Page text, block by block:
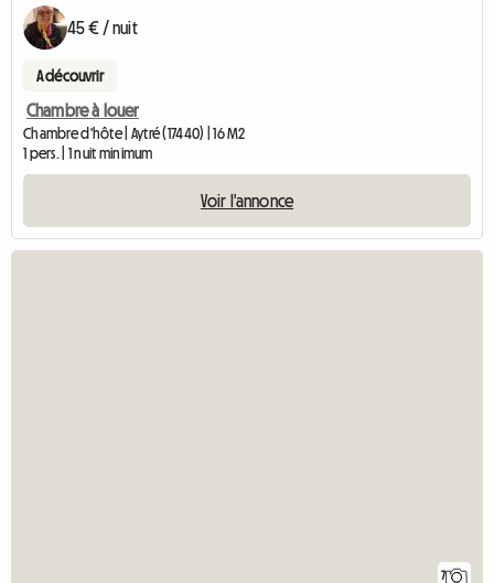
45 € / nuit
A découvrir
Chambre à louer
Chambre d'hôte | Aytré (17440) | 16 M2
1 pers. | 1 nuit minimum
Voir l'annonce
7